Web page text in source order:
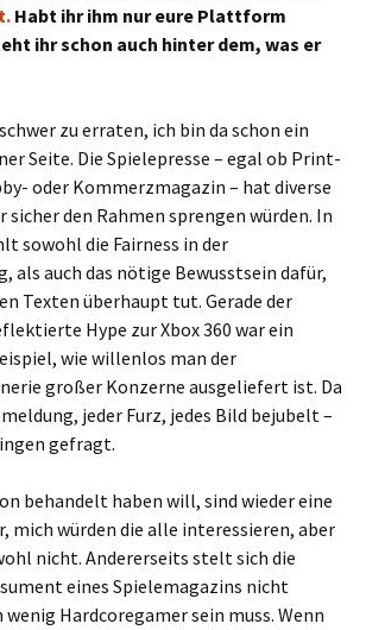
Habt ihr ihm nur eure Plattform
ihr schon auch hinter dem, was er
zu erraten, ich bin da schon ein
Seite. Die Spielepresse – egal ob Print-
oder Kommerzmagazin – hat diverse
sicher den Rahmen sprengen würden. In
sowohl die Fairness in der
als auch das nötige Bewusstsein dafür,
Texten überhaupt tut. Gerade der
Hype zur Xbox 360 war ein
wie willenlos man der
großer Konzerne ausgeliefert ist. Da
jeder Furz, jedes Bild bejubelt –
gefragt.
behandelt haben will, sind wieder eine
mich würden die alle interessieren, aber
nicht. Andererseits stelt sich die
eines Spielemagazins nicht
wenig Hardcoregamer sein muss. Wenn